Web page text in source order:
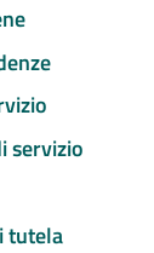
servizio
tutela